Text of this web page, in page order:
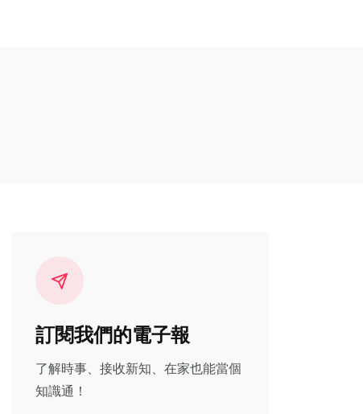
訂閱我們的電子報
了解時事、接收新知、在家也能當個
知識通！